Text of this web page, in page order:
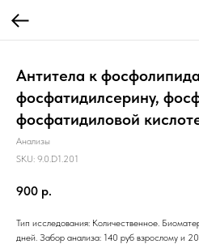
Антитела к
фосфатидилсерину,
фосфатидиловой
Анализы
SKU: 9.0.D1.201
900 р.
Тип исследования: Количественное.
дней. Забор анализа: 140 руб взрослому и